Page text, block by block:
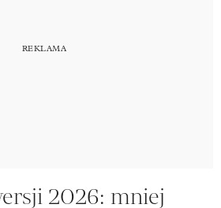
2026: mniej